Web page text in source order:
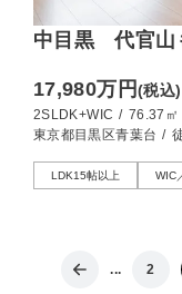
中目黒 代官山
17,980万円(税込)
2SLDK+WIC / 76.37㎡
東京都目黒区青葉台 /
LDK15帖以上 WIC
... 2